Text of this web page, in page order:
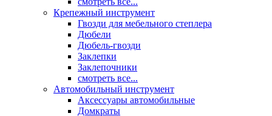
Крепежный инструмент
Гвозди для мебельного степлера
Дюбели
Дюбель-гвозди
Заклепки
Заклепочники
смотреть все...
Автомобильный инструмент
Аксессуары автомобильные
Домкраты